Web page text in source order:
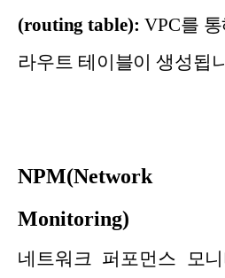
(routing table): VPC를
라우트 테이블이 생성됩
NPM(Network
Monitoring)
네트워크 퍼포먼스 모